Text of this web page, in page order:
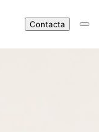
Contacta